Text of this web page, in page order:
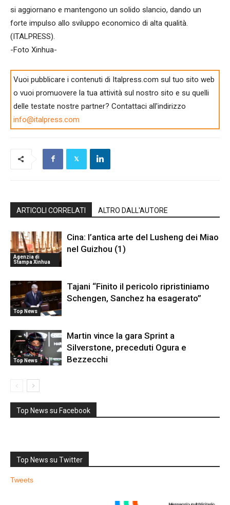
si aggiornano e mantengono un solido slancio, dando un
forte impulso allo sviluppo economico di alta qualità.
(ITALPRESS).
-Foto Xinhua-
Vuoi pubblicare i contenuti di Italpress.com sul tuo sito web
o vuoi promuovere la tua attività sul nostro sito e su quelli
delle testate nostre partner? Contattaci all'indirizzo
info@italpress.com
ARTICOLI CORRELATI ALTRO DALL'AUTORE
Agenzia di
Stampa Xinhua
Cina: l’antica arte del Lusheng dei Miao
nel Guizhou (1)
Top News
Tajani “Finito il pericolo ripristiniamo
Schengen, Sanchez ha esagerato”
Top News
Martin vince la gara Sprint a
Silverstone, preceduti Ogura e
Bezzecchi
Top News su Facebook
Top News su Twitter
Tweets